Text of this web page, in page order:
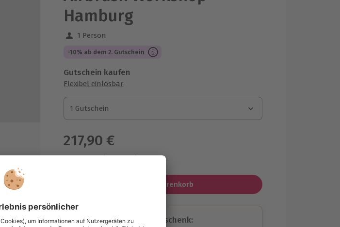
Hamburg
1 Person
-10% ab dem 2. Gutschein
Gutschein kaufen
Flexibel einlösbar
1 Gutschein
1 Gutschein
1 Gutschein
217,90 €
In den Warenkorb
Immer das passende Geschenk: